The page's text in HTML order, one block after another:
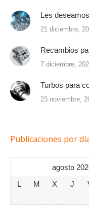
Les
21 diciembre,
Recambios
7 diciembre,
Turbos para
23 noviembre,
Publicaciones por
agosto
L
M X J